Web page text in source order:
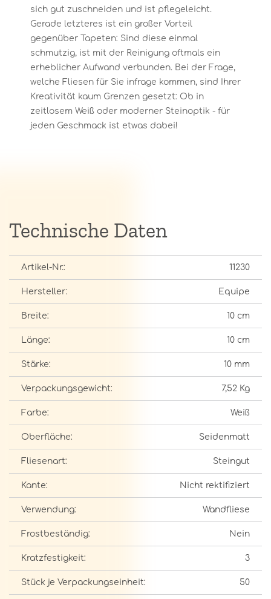
sich gut zuschneiden und ist pflegeleicht.
Gerade letzteres ist ein großer Vorteil
gegenüber Tapeten: Sind diese einmal
schmutzig, ist mit der Reinigung oftmals ein
erheblicher Aufwand verbunden. Bei der Frage,
welche Fliesen für Sie infrage kommen, sind Ihrer
Kreativität kaum Grenzen gesetzt: Ob in
zeitlosem Weiß oder moderner Steinoptik - für
jeden Geschmack ist etwas dabei!
Technische Daten
Artikel-Nr.: 11230
Hersteller: Equipe
Breite: 10 cm
Länge: 10 cm
Stärke: 10 mm
Verpackungsgewicht: 7,52 Kg
Farbe: Weiß
Oberfläche: Seidenmatt
Fliesenart: Steingut
Kante: Nicht rektifiziert
Verwendung: Wandfliese
Frostbeständig: Nein
Kratzfestigkeit: 3
Stück je Verpackungseinheit: 50